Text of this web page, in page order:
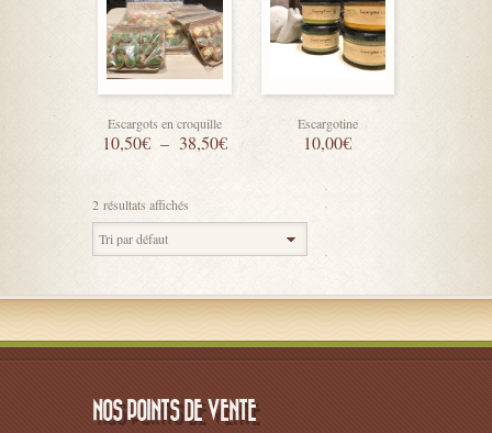
Escargots en croquille
10,50€ – 38,50€
Escargotine
10,00€
2 résultats affichés
NOS POINTS DE VENTE